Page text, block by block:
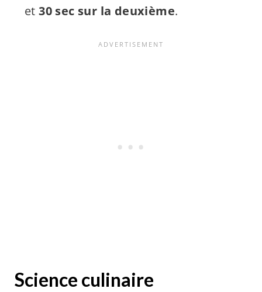
et30 sec sur la deuxième.
Science culinaire